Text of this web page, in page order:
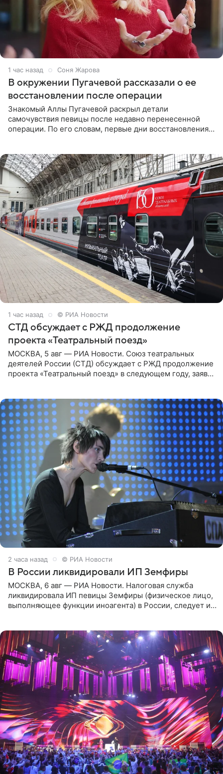
1 час назад Соня Жарова
В окружении Пугачевой рассказали о ее
восстановлении после операции
Знакомый Аллы Пугачевой раскрыл детали
самочувствия певицы после недавно перенесенной
операции. По его словам, первые дни восстановления
1 час назад © РИА Новости
СТД обсуждает с РЖД продолжение
проекта «Театральный поезд»
МОСКВА, 5 авг — РИА Новости. Союз театральных
деятелей России (СТД) обсуждает с РЖД продолжение
проекта «Театральный поезд» в следующем году, заявил
2 часа назад © РИА Новости
В России ликвидировали ИП Земфиры
МОСКВА, 6 авг — РИА Новости. Налоговая служба
ликвидировала ИП певицы Земфиры (физическое лицо,
выполняющее функции иноагента) в России, следует из